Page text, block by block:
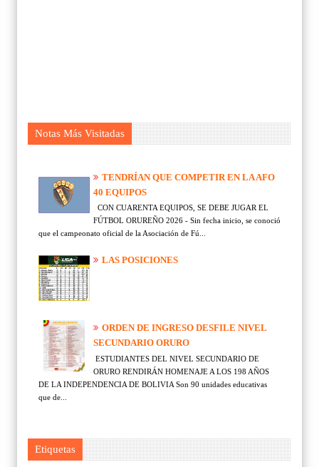
Notas Más Visitadas
TENDRÍAN QUE COMPETIR EN LA AFO
40 EQUIPOS
CON CUARENTA EQUIPOS, SE DEBE JUGAR EL
FÚTBOL ORUREÑO 2026 - Sin fecha inicio, se conoció
que el campeonato oficial de la Asociación de Fú...
LAS POSICIONES
ORDEN DE INGRESO DESFILE NIVEL
SECUNDARIO ORURO
ESTUDIANTES DEL NIVEL SECUNDARIO DE
ORURO RENDIRÁN HOMENAJE A LOS 198 AÑOS
DE LA INDEPENDENCIA DE BOLIVIA Son 90 unidades educativas
que de...
Etiquetas